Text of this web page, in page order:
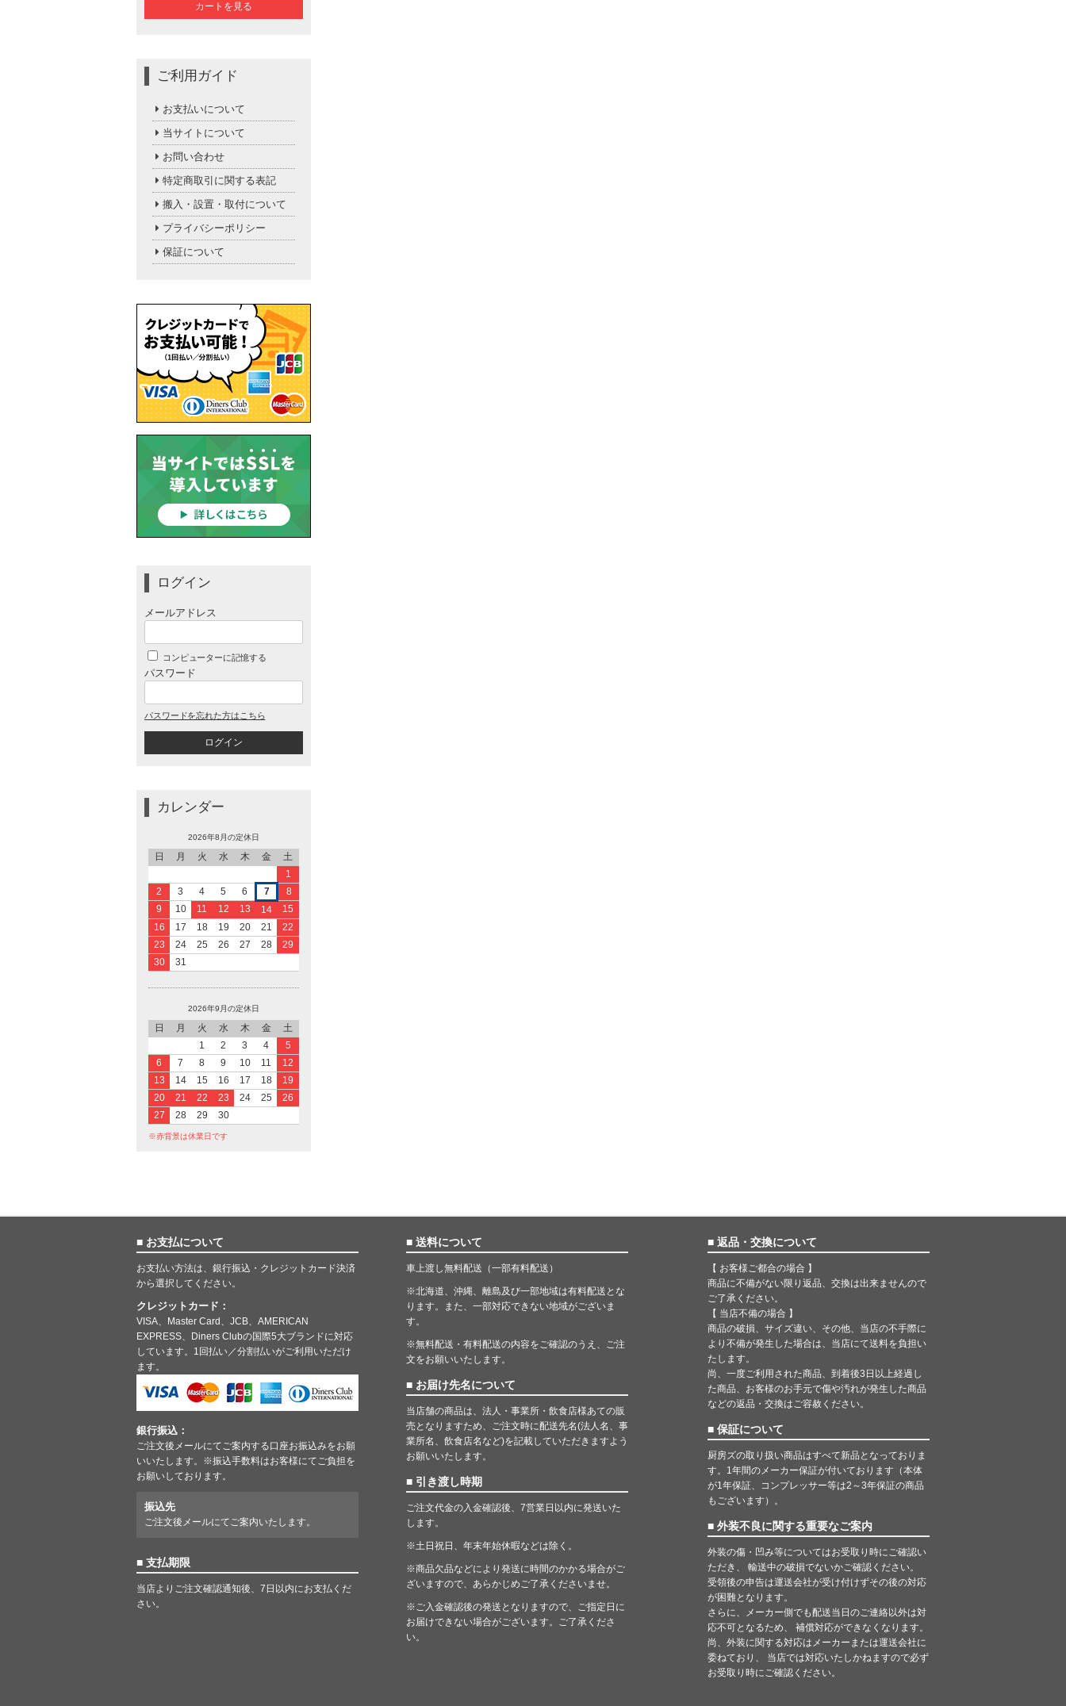
カートを見る
ご利用ガイド
お支払いについて
当サイトについて
お問い合わせ
特定商取引に関する表記
搬入・設置・取付について
プライバシーポリシー
保証について
ログイン
メールアドレス
コンピューターに記憶する
パスワード
パスワードを忘れた方はこちら
カレンダー
2026年8月の定休日
日 月 火 水 木 金
土
1
2
3 4 5 6 7
8
9
10 11 12 13 14
15
16
17 18 19 20 21
22
23
24 25 26 27 28
29
30
31
2026年9月の定休日
日 月 火 水 木 金
土
1
2 3 4
5
6
7 8 9 10 11
12
13
14 15 16 17 18
19
20
21 22 23 24 25
26
27
28 29 30
※赤背景は休業日です
■ お支払について
お支払い方法は、銀行振込・クレジットカード決済
から選択してください。
クレジットカード：
VISA、Master Card、JCB、AMERICAN
EXPRESS、Diners Clubの国際5大ブランドに対応
しています。1回払い／分割払いがご利用いただけ
ます。
銀行振込：
ご注文後メールにてご案内する口座お振込みをお願
いいたします。※振込手数料はお客様にてご負担を
お願いしております。
振込先
ご注文後メールにてご案内いたします。
■ 支払期限
当店よりご注文確認通知後、7日以内にお支払くだ
さい。
■ 送料について
車上渡し無料配送（一部有料配送）
※北海道、沖縄、離島及び一部地域は有料配送とな
ります。また、一部対応できない地域がございま
す。
※無料配送・有料配送の内容をご確認のうえ、ご注
文をお願いいたします。
■ お届け先名について
当店舗の商品は、法人・事業所・飲食店様あての販
売となりますため、ご注文時に配送先名(法人名、事
業所名、飲食店名など)を記載していただきますよう
お願いいたします。
■ 引き渡し時期
ご注文代金の入金確認後、7営業日以内に発送いた
します。
※土日祝日、年末年始休暇などは除く。
※商品欠品などにより発送に時間のかかる場合がご
ざいますので、あらかじめご了承くださいませ。
※ご入金確認後の発送となりますので、ご指定日に
お届けできない場合がございます。ご了承くださ
い。
■ 返品・交換について
【 お客様ご都合の場合 】
商品に不備がない限り返品、交換は出来ませんので
ご了承ください。
【 当店不備の場合 】
商品の破損、サイズ違い、その他、当店の不手際に
より不備が発生した場合は、当店にて送料を負担い
たします。
尚、一度ご利用された商品、到着後3日以上経過し
た商品、お客様のお手元で傷や汚れが発生した商品
などの返品・交換はご容赦ください。
■ 保証について
厨房ズの取り扱い商品はすべて新品となっておりま
す。1年間のメーカー保証が付いております（本体
が1年保証、コンプレッサー等は2～3年保証の商品
もございます）。
■ 外装不良に関する重要なご案内
外装の傷・凹み等についてはお受取り時にご確認い
ただき、 輸送中の破損でないかご確認ください。
受領後の申告は運送会社が受け付けずその後の対応
が困難となります。
さらに、メーカー側でも配送当日のご連絡以外は対
応不可となるため、 補償対応ができなくなります。
尚、外装に関する対応はメーカーまたは運送会社に
委ねており、 当店では対応いたしかねますので必ず
お受取り時にご確認ください。